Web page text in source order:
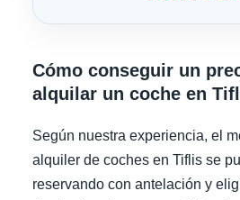
Cómo conseguir un
alquilar un coche en
Según nuestra experiencia, el
alquiler de coches en Tiflis se
reservando con antelación y